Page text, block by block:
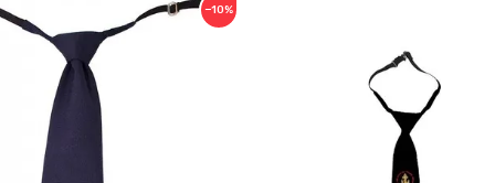
−10%